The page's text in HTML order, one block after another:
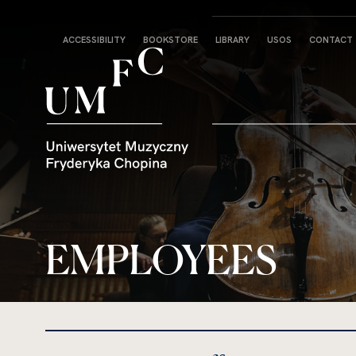
StronaACCESSIBILITY BOOKSTORE LIBRARY USOS CONTACT
EMPLOYEES